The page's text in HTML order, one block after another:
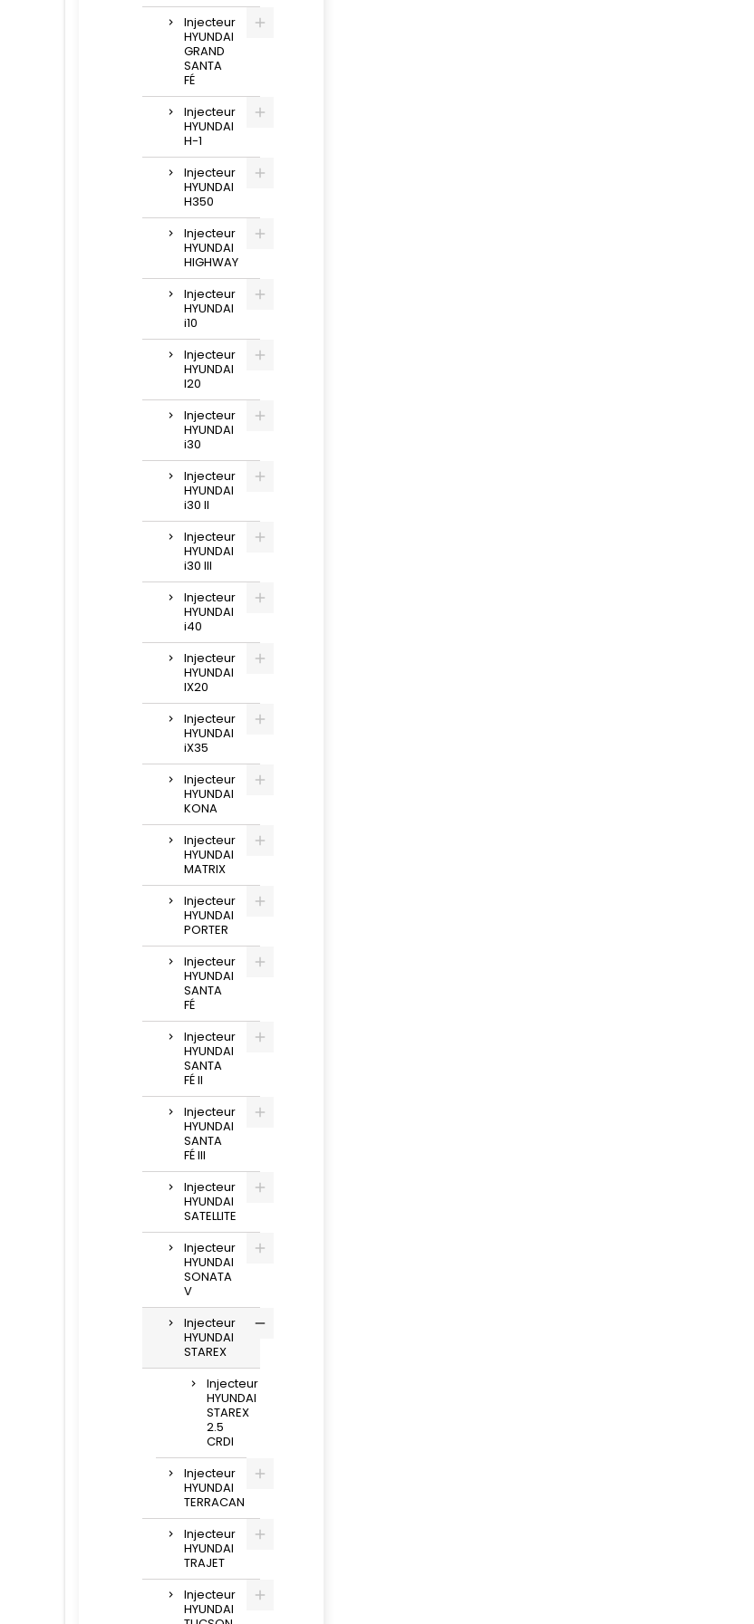
Injecteur
HYUNDAI
GRAND
SANTA
FÉ
Injecteur
HYUNDAI
H-1
Injecteur
HYUNDAI
H350
Injecteur
HYUNDAI
HIGHWAY
Injecteur
HYUNDAI
i10
Injecteur
HYUNDAI
I20
Injecteur
HYUNDAI
i30
Injecteur
HYUNDAI
i30 II
Injecteur
HYUNDAI
i30 III
Injecteur
HYUNDAI
i40
Injecteur
HYUNDAI
IX20
Injecteur
HYUNDAI
iX35
Injecteur
HYUNDAI
KONA
Injecteur
HYUNDAI
MATRIX
Injecteur
HYUNDAI
PORTER
Injecteur
HYUNDAI
SANTA
FÉ
Injecteur
HYUNDAI
SANTA
FÉ II
Injecteur
HYUNDAI
SANTA
FÉ III
Injecteur
HYUNDAI
SATELLITE
Injecteur
HYUNDAI
SONATA
V
Injecteur
HYUNDAI
STAREX
Injecteur
HYUNDAI
STAREX
2.5
CRDI
Injecteur
HYUNDAI
TERRACAN
Injecteur
HYUNDAI
TRAJET
Injecteur
HYUNDAI